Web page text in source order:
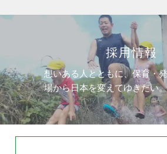
採用情報
想いある人とともに、保育・
場から日本を変えてゆきたい。